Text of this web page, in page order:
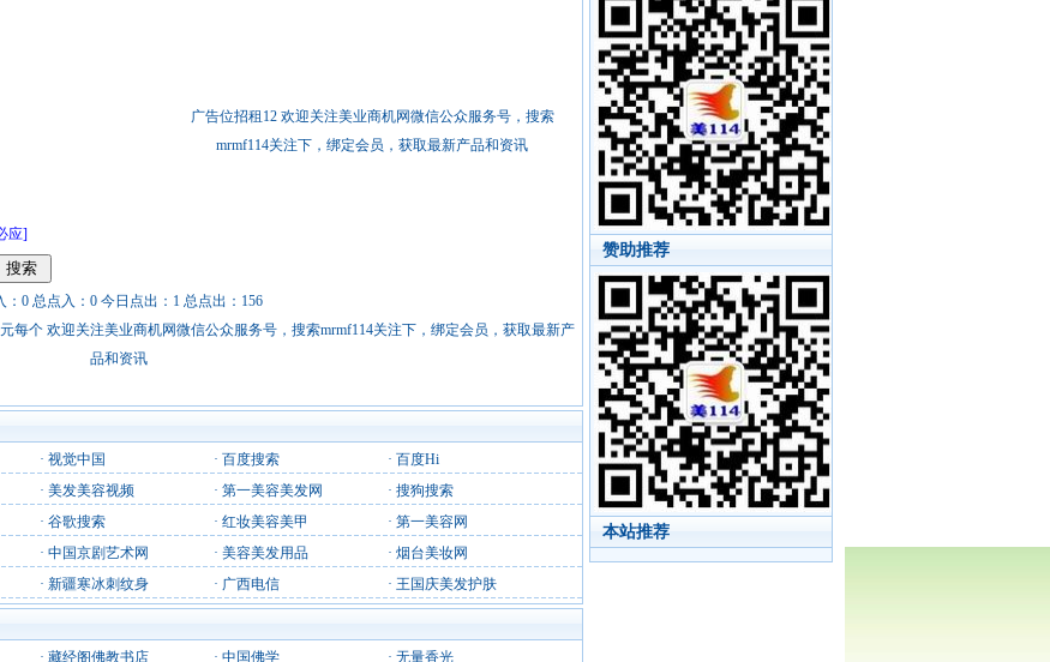
赞助推荐
本站推荐
广告位招租12 欢迎关注美业商机网微信公众服务号，搜索
mrmf114关注下，绑定会员，获取最新产品和资讯
应]
0 总点入：0 今日点出：1 总点出：156
每个 欢迎关注美业商机网微信公众服务号，搜索mrmf114关注下，绑定会员，获取最新产
品和资讯
· 视觉中国 · 百度搜索 · 百度Hi
· 美发美容视频 · 第一美容美发网 · 搜狗搜索
· 谷歌搜索 · 红妆美容美甲 · 第一美容网
· 中国京剧艺术网 · 美容美发用品 · 烟台美妆网
· 新疆寒冰刺纹身 · 广西电信 · 王国庆美发护肤
· 藏经阁佛教书店 · 中国佛学 · 无量香光